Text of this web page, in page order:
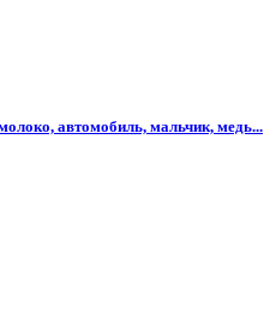
автомобиль, мальчик, медь...